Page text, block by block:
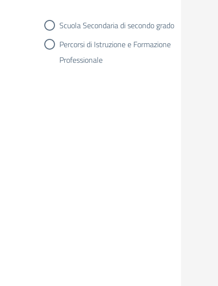
Scuola Secondaria di secondo grado
Percorsi di Istruzione e Formazione
Professionale